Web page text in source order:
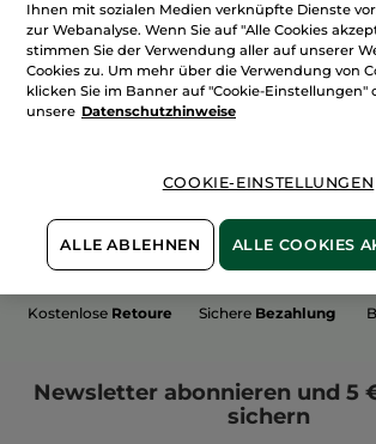
Mehr entdecken
Kostenlose Retoure Sichere Bezahlung
Newsletter abonnieren und 5
sichern
Ihnen mit sozialen Medien verknüpfte Dienste
zur Webanalyse. Wenn Sie auf "Alle Cookies
stimmen Sie der Verwendung aller auf unserer
Cookies zu. Um mehr über die Verwendung von
klicken Sie im Banner auf "Cookie-Einstellungen"
unsere Datenschutzhinweise
COOKIE-EINSTELLUNGEN
ALLE ABLEHNEN ALLE COOKIES